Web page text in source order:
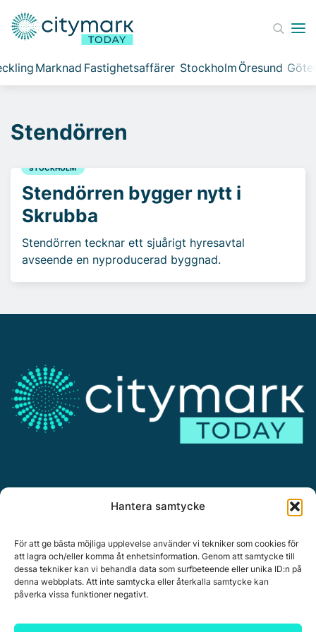
Hantera samtycke
För att ge bästa möjliga upplevelse använder vi tekniker som cookies för
att lagra och/eller komma åt enhetsinformation. Genom att samtycke till
dessa tekniker kan vi behandla data som surfbeteende eller unika ID:n på
denna webbplats. Att inte samtycka eller återkalla samtycke kan
påverka vissa funktioner negativt.
Marknad Fastighetsaffärer Stockholm Öresund
Stendörren
STOCKHOLM
Stendörren bygger nytt i
Skrubba
Stendörren tecknar ett sjuårigt hyresavtal
avseende en nyproducerad byggnad.
Personuppgiftspolicy
www.citymark.se, Tel. växel 0651-15050,Policy för